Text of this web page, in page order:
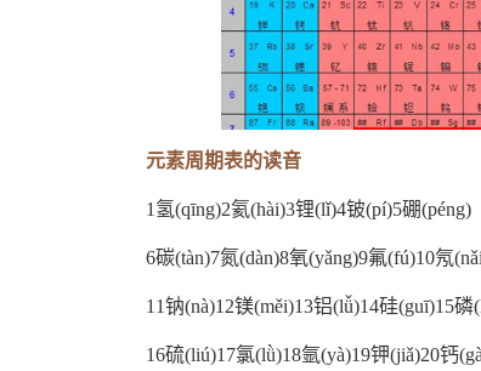
元素周期表的读音
1氢(qīng)2氦(hài)3锂(lǐ)4铍(pí)5硼(péng)
6碳(tàn)7氮(dàn)8氧(yǎng)9氟(fú)10氖
11钠(nà)12镁(měi)13铝(lǚ)14硅(guī)15磷
16硫(liú)17氯(lǜ)18氩(yà)19钾(jiǎ)20钙